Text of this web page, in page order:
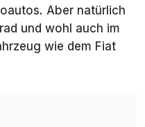
Aber natürlich
und wohl auch im
wie dem Fiat